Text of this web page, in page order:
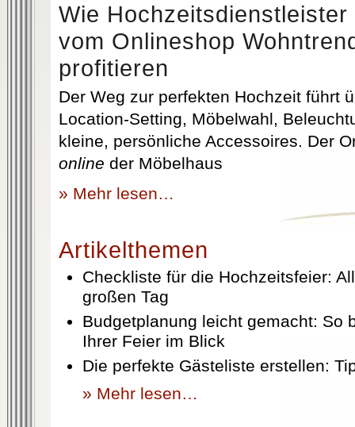
Wie
vom Onlineshop
profitieren
Der Weg zur perfekten Hochzeit führt
Location-Setting, Möbelwahl,
kleine, persönliche Accessoires. Der
online der Möbelhaus
» Mehr lesen…
Artikelthemen
Checkliste für die Hochzeitsfeier:
großen Tag
Budgetplanung leicht gemacht: So
Ihrer Feier im Blick
Die perfekte Gästeliste erstellen:
» Mehr lesen…